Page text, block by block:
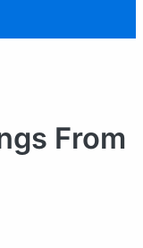
From